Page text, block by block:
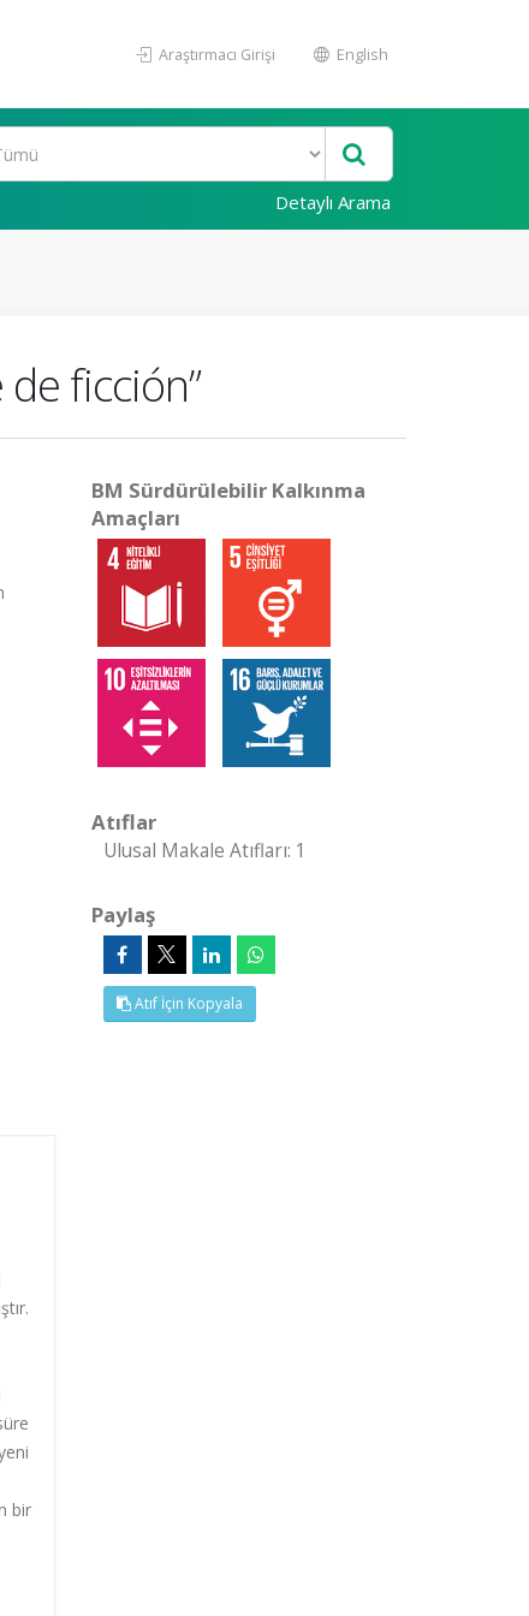
Araştırmacı Girişi English
Detaylı Arama
ficción”
bir
BM Sürdürülebilir Kalkınma
Amaçları
Atıflar
Ulusal Makale Atıfları: 1
Paylaş
Atıf İçin Kopyala